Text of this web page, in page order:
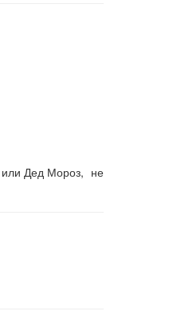
или Дед Мороз, не